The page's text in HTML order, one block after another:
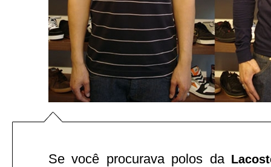
Se você procurava polos da